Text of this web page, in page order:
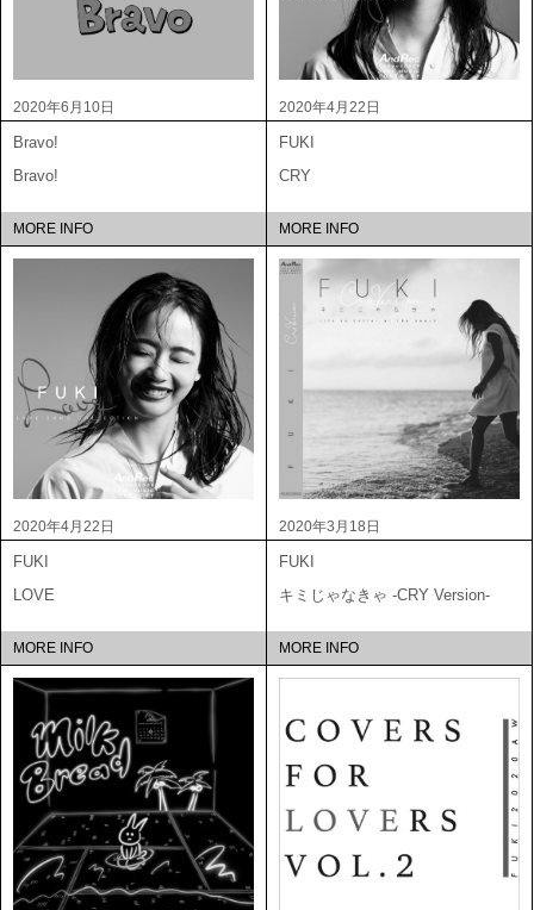
2020年6月10日
Bravo!
Bravo!
MORE INFO
2020年4月22日
FUKI
CRY
MORE INFO
2020年4月22日
FUKI
LOVE
MORE INFO
2020年3月18日
FUKI
キミじゃなきゃ -CRY Version-
MORE INFO